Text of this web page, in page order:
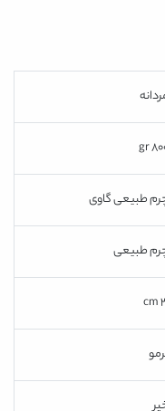
طبیعی گاوی
طبیعی